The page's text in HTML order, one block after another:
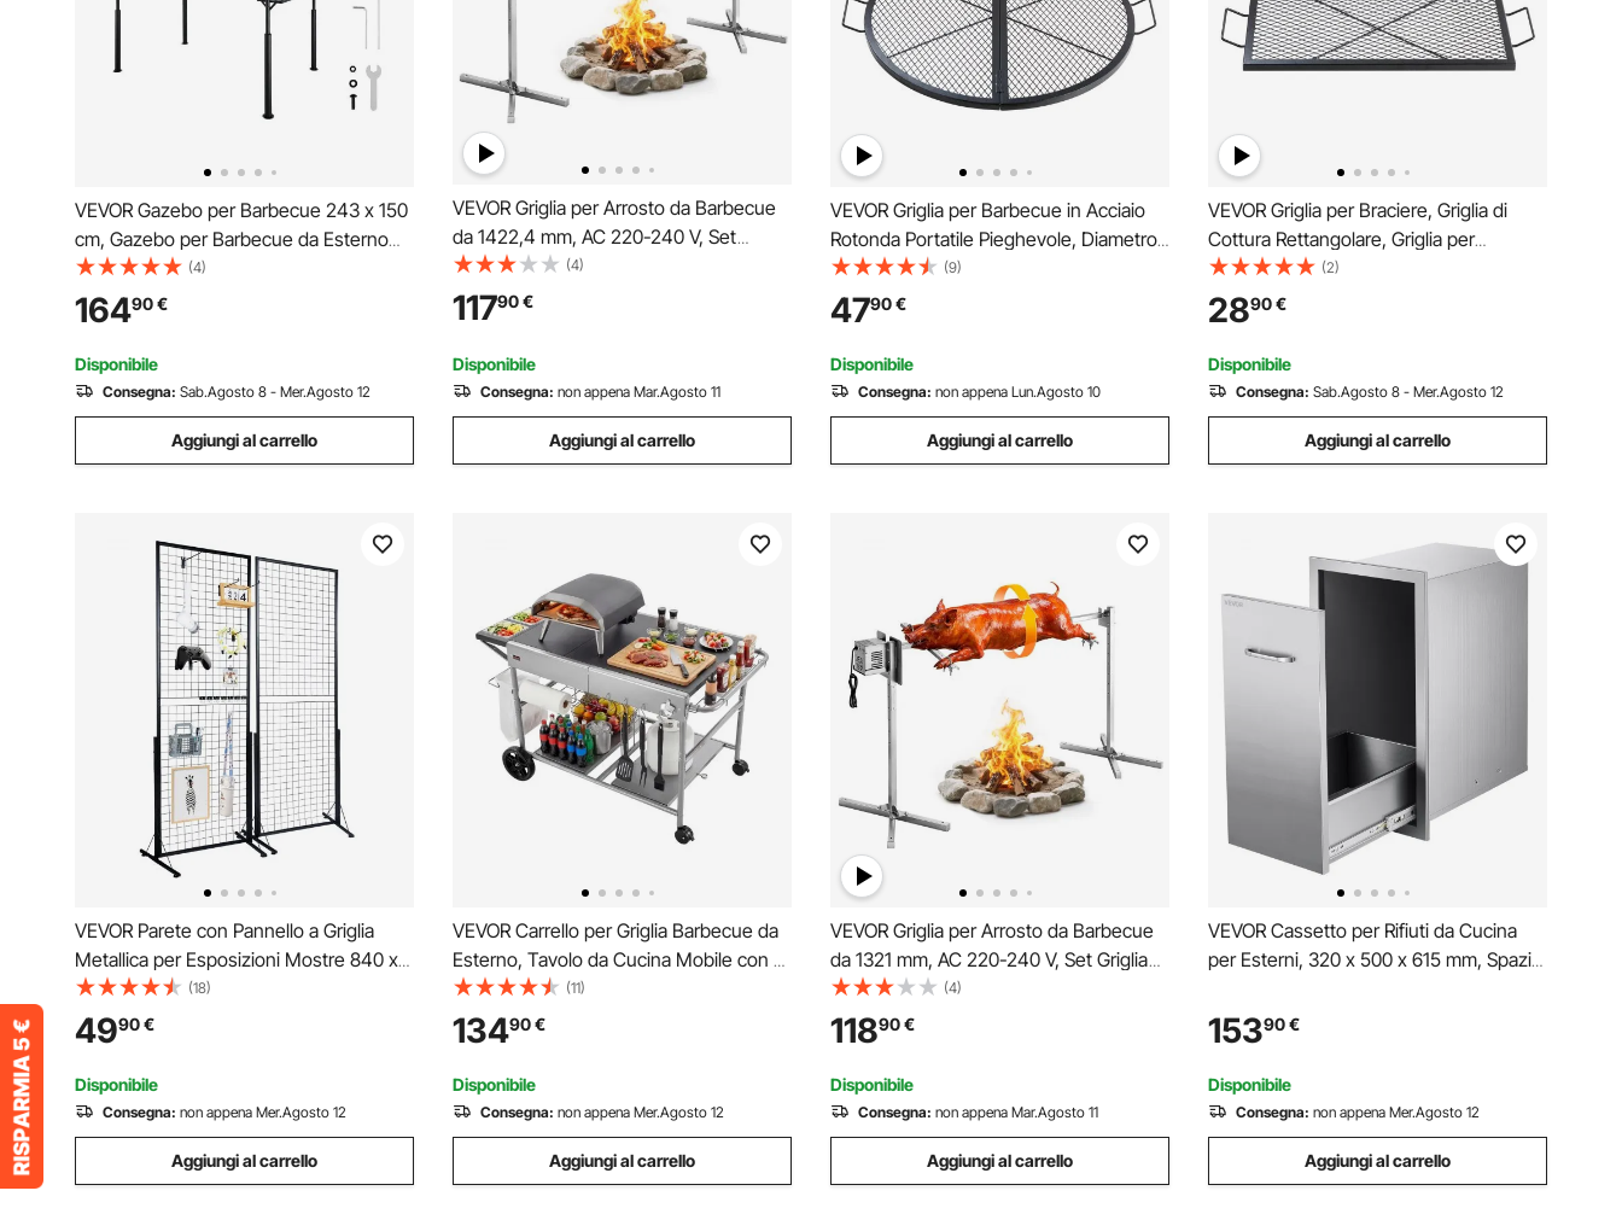
VEVOR Gazebo per Barbecue 243 x 150
cm, Gazebo per Barbecue da Esterno
con Tetto Tettoia Parasole, Copertura
per Barbecue da Giardino in Acciaio
Verniciato a Polvere, per Grigliate, Feste,
Picnic
(4)
16490€
Disponibile
Consegna: Sab.Agosto 8 - Mer.Agosto 12
Aggiungi al carrello
VEVOR Griglia per Arrosto da Barbecue
da 1422,4 mm, AC 220-240 V, Set
Griglia per Girarrosto Elettrico a 8 Stadi
con Capacità di Carico di 60 kg, Motore
da 38 W, per Feste, Riunione di Famiglia
(4)
11790€
Disponibile
Consegna: non appena Mar.Agosto 11
Aggiungi al carrello
VEVOR Griglia per Barbecue in Acciaio
Rotonda Portatile Pieghevole, Diametro
91 cm, Portata max. 20 kg, Materiale
Utensili per BBQ Affumicatori, Braciere,
Picnic, Campeggio, Viaggio, Giardino,
Cortile
(9)
4790€
Disponibile
Consegna: non appena Lun.Agosto 10
Aggiungi al carrello
VEVOR Griglia per Braciere, Griglia di
Cottura Rettangolare, Griglia per
Barbecue in Acciaio Resistente per Falò
con Manico e Supporto X Filo, Pentole
da Campeggio Portatili per Feste
all'Aperto
(2)
2890€
Disponibile
Consegna: Sab.Agosto 8 - Mer.Agosto 12
Aggiungi al carrello
VEVOR Parete con Pannello a Griglia
Metallica per Esposizioni Mostre 840 x
578 x 16 mm da 2 Pezzi Pannello
Portaoggetti da Pavimento, Pannello a
Griglia Porta Quadri Foto Utensili
Capacità Max. 27 kg
(18)
4990€
Disponibile
Consegna: non appena Mer.Agosto 12
Aggiungi al carrello
VEVOR Carrello per Griglia Barbecue da
Esterno, Tavolo da Cucina Mobile con 4
Contenitori per Spezie, Ruote, Coperchi,
Ganci, Tavoli per la Preparazione del
Barbecue per Cucina, Cortile, Isola
Cucina
(11)
13490€
Disponibile
Consegna: non appena Mer.Agosto 12
Aggiungi al carrello
VEVOR Griglia per Arrosto da Barbecue
da 1321 mm, AC 220-240 V, Set Griglia
per Girarrosto Elettrico a 8 Stadi con
Capacità di Carico di 60 kg, Motore da
38 W, per Feste, Riunione di Famiglia
(4)
11890€
Disponibile
Consegna: non appena Mar.Agosto 11
Aggiungi al carrello
VEVOR Cassetto per Rifiuti da Cucina
per Esterni, 320 x 500 x 615 mm, Spazio
Multiuso da Esterni in Acciaio Inox,
Capacità 25 kg per Ripiano, per Isola
Barbecue
15390€
Disponibile
Consegna: non appena Mer.Agosto 12
Aggiungi al carrello